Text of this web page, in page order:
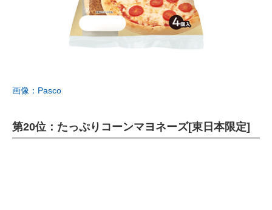
画像：Pasco
第20位：たっぷりコーンマヨネーズ[東日本限定]